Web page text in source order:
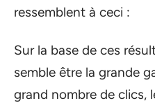
ressemblent à ceci :
Sur la base de ces
semble être la grande
grand nombre de clics,